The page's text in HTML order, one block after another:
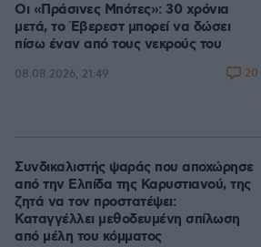
Οι «Πράσινες Μπότες»: 30 χρόνια
μετά, το Έβερεστ μπορεί να δώσει
πίσω έναν από τους νεκρούς του
08.08.2026, 21:49 20
Συνδικαλιστής ψαράς που αποχώρησε
από την Ελπίδα της Καρυστιανού, της
ζητά να τον προστατέψει:
Καταγγέλλει μεθοδευμένη σπίλωση
από μέλη του κόμματος